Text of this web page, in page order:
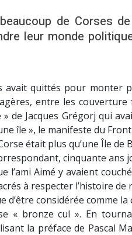
de Corses
leur monde
avait quittés pour monter
entre les
de Jacques Grégorj qui
île », le manifeste du
était plus qu’une Île de
cinquante ans
l’ami Aimé y avaient
à respecter l’histoire
considérée comme la
« bronze cul ». En
la préface de Pascal